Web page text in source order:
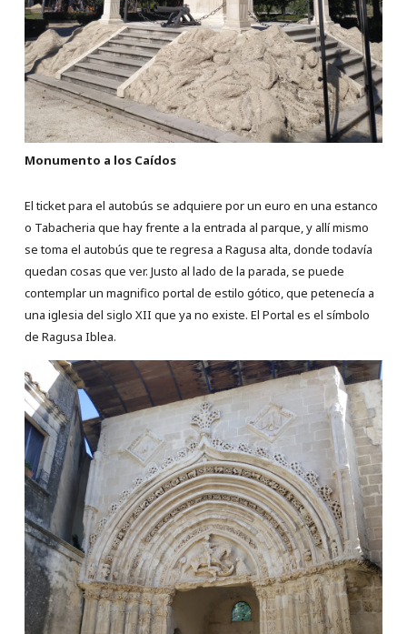
Monumento a los Caídos
El ticket para el autobús se adquiere por un euro en una estanco
o Tabacheria que hay frente a la entrada al parque, y allí mismo
se toma el autobús que te regresa a Ragusa alta, donde todavía
quedan cosas que ver. Justo al lado de la parada, se puede
contemplar un magnifico portal de estilo gótico, que petenecía a
una iglesia del siglo XII que ya no existe. El Portal es el símbolo
de Ragusa Iblea.